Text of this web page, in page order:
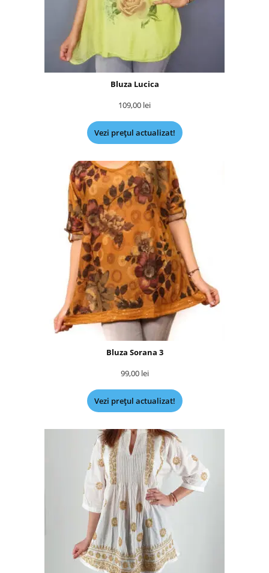
Bluza Lucica
109,00 lei
Vezi prețul actualizat!
Bluza Sorana 3
99,00 lei
Vezi prețul actualizat!